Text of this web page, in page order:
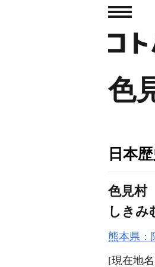
色
日本
色見村
しきみ
熊本県：
[現在地